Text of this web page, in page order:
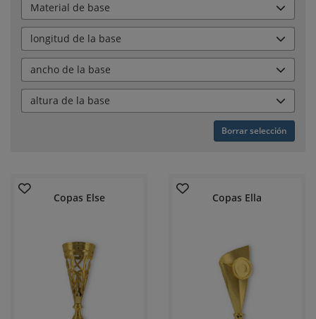
Material de base
longitud de la base
ancho de la base
altura de la base
Borrar selección
Copas Else Copas Ella